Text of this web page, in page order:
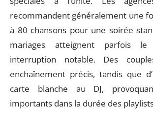
recommandent généralement une
à 80 chansons pour une soirée
mariages atteignent parfois
interruption notable. Des
enchaînement précis, tandis que
carte blanche au DJ,
importants dans la durée des